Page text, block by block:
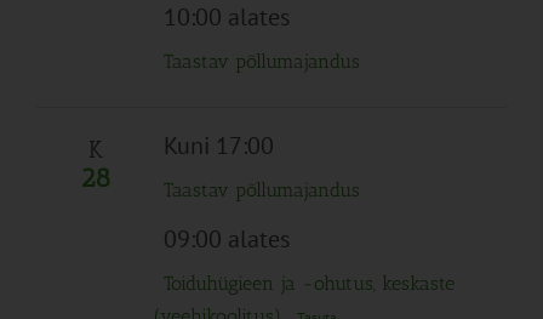
10:00 alates
Taastav põllumajandus
K
28
Kuni 17:00
Taastav põllumajandus
09:00 alates
Toiduhügieen ja -ohutus, keskaste